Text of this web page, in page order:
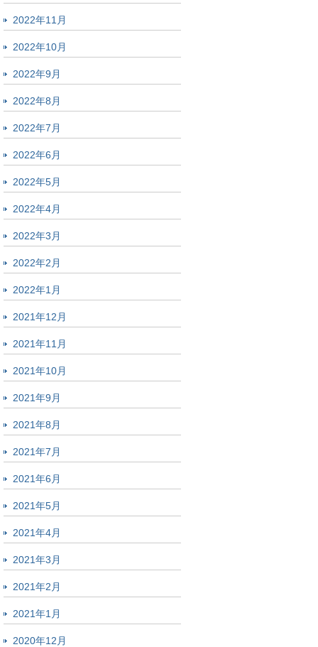
2022年11月
2022年10月
2022年9月
2022年8月
2022年7月
2022年6月
2022年5月
2022年4月
2022年3月
2022年2月
2022年1月
2021年12月
2021年11月
2021年10月
2021年9月
2021年8月
2021年7月
2021年6月
2021年5月
2021年4月
2021年3月
2021年2月
2021年1月
2020年12月